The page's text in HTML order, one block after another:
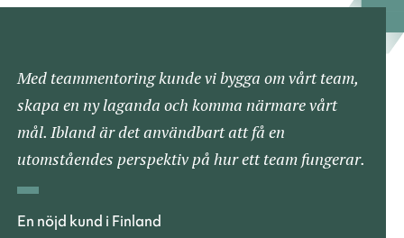
Med teammentoring kunde vi bygga om vårt team,
skapa en ny laganda och komma närmare vårt
mål. Ibland är det användbart att få en
utomståendes perspektiv på hur ett team fungerar.
En nöjd kund i Finland